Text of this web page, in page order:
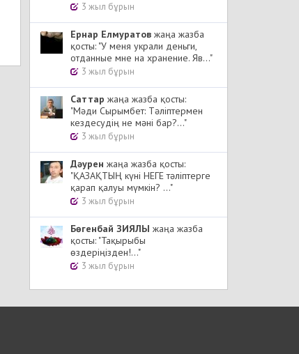
3 жыл бұрын
Ернар Елмуратов жаңа жазба
қосты: "У меня украли деньги,
отданные мне на хранение. Яв..."
3 жыл бұрын
Cаттар жаңа жазба қосты:
"Мәди Сырымбет: Тәліптермен
кездесудің не мәні бар?..."
3 жыл бұрын
Дәурен жаңа жазба қосты:
"ҚАЗАҚТЫҢ күні НЕГЕ тәліптерге
қарап қалуы мүмкін? ..."
3 жыл бұрын
Бөгенбай ЗИЯЛЫ жаңа жазба
қосты: "Тақырыбы
өздеріңізден!..."
3 жыл бұрын